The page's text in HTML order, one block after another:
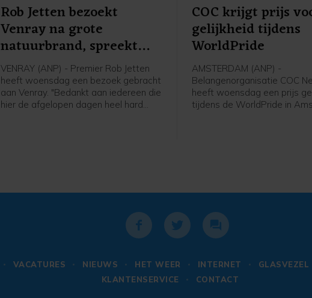
Rob Jetten bezoekt
Venray na grote
natuurbrand, spreekt
dank uit
VENRAY (ANP) - Premier Rob Jetten
heeft woensdag een bezoek gebracht
aan Venray. "Bedankt aan iedereen die
hier de afgelopen dagen heel hard
COC krijgt prijs
gelijkheid tijdens
WorldPride
AMSTERDAM (ANP) -
Belangenorganisatie COC
heeft woensdag een prijs
tijdens de WorldPride in
VACATURES NIEUWS HET WEER INTERNET GLASVEZEL
KLANTENSERVICE
CONTACT